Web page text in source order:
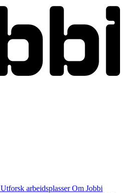
Utforsk arbeidsplasserOm Jobbi